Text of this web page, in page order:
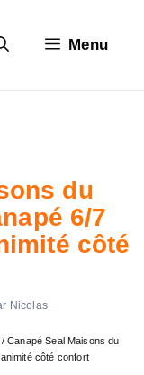
Menu
du
6/7
côté
Nicolas
/Canapé Seal Maisons du
côté confort